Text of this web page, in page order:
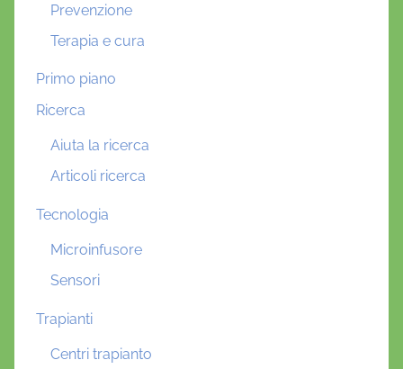
Prevenzione
Terapia e cura
Primo piano
Ricerca
Aiuta la ricerca
Articoli ricerca
Tecnologia
Microinfusore
Sensori
Trapianti
Centri trapianto